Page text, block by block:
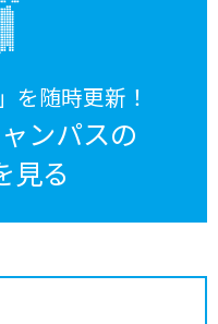
を随時更新！
ンパスの
見る